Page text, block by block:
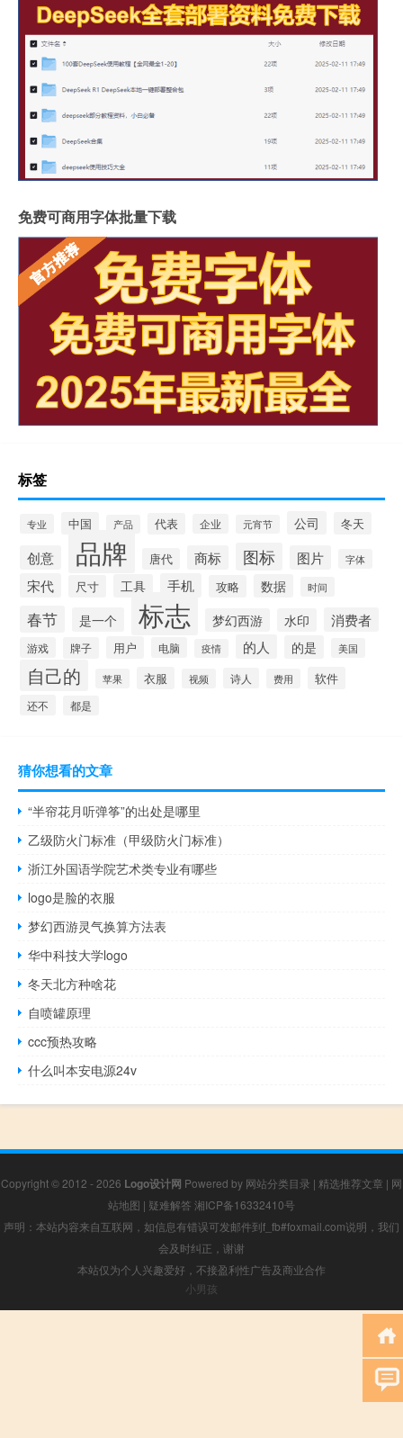
免费可商用字体批量下载
标签
专业 中国 产品 代表 企业 元宵节 公司 冬天
创意 品牌 唐代 商标 图标 图片 字体
宋代 尺寸 工具 手机 攻略 数据 时间
春节 是一个 标志 梦幻西游 水印 消费者
游戏 牌子 用户 电脑 疫情 的人 的是 美国
自己的 苹果 衣服 视频 诗人 费用 软件
还不 都是
猜你想看的文章
“半帘花月听弹筝”的出处是哪里
乙级防火门标准（甲级防火门标准）
浙江外国语学院艺术类专业有哪些
logo是脸的衣服
梦幻西游灵气换算方法表
华中科技大学logo
冬天北方种啥花
自喷罐原理
ccc预热攻略
什么叫本安电源24v
Copyright © 2012 - 2026 Logo设计网 Powered by 网站分类目录 | 精选推荐文章 | 网
站地图 | 疑难解答 湘ICP备16332410号
声明：本站内容来自互联网，如信息有错误可发邮件到f_fb#foxmail.com说明，我们
会及时纠正，谢谢
本站仅为个人兴趣爱好，不接盈利性广告及商业合作
小男孩